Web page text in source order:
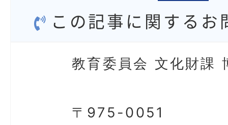
この記事に関するお
教育委員会 文化財課
〒975-0051